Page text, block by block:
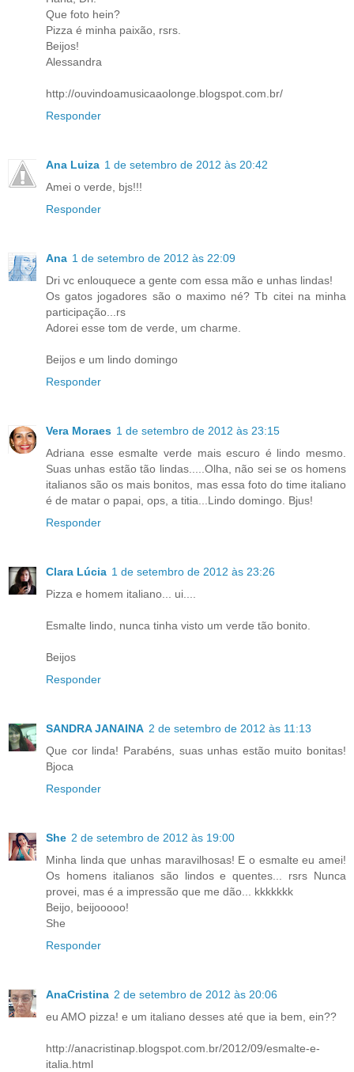
Que foto hein?
Pizza é minha paixão, rsrs.
Beijos!
Alessandra
http://ouvindoamusicaaolonge.blogspot.com.br/
Responder
Ana Luiza 1 de setembro de 2012 às 20:42
Amei o verde, bjs!!!
Responder
Ana 1 de setembro de 2012 às 22:09
Dri vc enlouquece a gente com essa mão e unhas lindas!
Os gatos jogadores são o maximo né? Tb citei na minha
participação...rs
Adorei esse tom de verde, um charme.
Beijos e um lindo domingo
Responder
Vera Moraes 1 de setembro de 2012 às 23:15
Adriana esse esmalte verde mais escuro é lindo mesmo.
Suas unhas estão tão lindas.....Olha, não sei se os homens
italianos são os mais bonitos, mas essa foto do time italiano
é de matar o papai, ops, a titia...Lindo domingo. Bjus!
Responder
Clara Lúcia 1 de setembro de 2012 às 23:26
Pizza e homem italiano... ui....
Esmalte lindo, nunca tinha visto um verde tão bonito.
Beijos
Responder
SANDRA JANAINA 2 de setembro de 2012 às 11:13
Que cor linda! Parabéns, suas unhas estão muito bonitas!
Bjoca
Responder
She 2 de setembro de 2012 às 19:00
Minha linda que unhas maravilhosas! E o esmalte eu amei!
Os homens italianos são lindos e quentes... rsrs Nunca
provei, mas é a impressão que me dão... kkkkkkk
Beijo, beijooooo!
She
Responder
AnaCristina 2 de setembro de 2012 às 20:06
eu AMO pizza! e um italiano desses até que ia bem, ein??
http://anacristinap.blogspot.com.br/2012/09/esmalte-e-
italia.html